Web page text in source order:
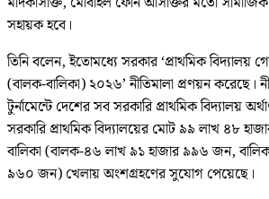
সহায়ক হবে।
তিনি বলেন, ইতোমধ্যে সরকার ‘প্রাথমিক বিদ্যালয়
(বালক-বালিকা) ২০২৬’ নীতিমালা প্রণয়ন করেছে।
টুর্নামেন্টে দেশের সব সরকারি প্রাথমিক বিদ্যালয়
সরকারি প্রাথমিক বিদ্যালয়ের মোট ৯৯ লাখ ৪৮
বালিকা (বালক-৪৬ লাখ ৯১ হাজার ৯৯৬ জন,
৯৬০ জন) খেলায় অংশগ্রহণের সুযোগ পেয়েছে।